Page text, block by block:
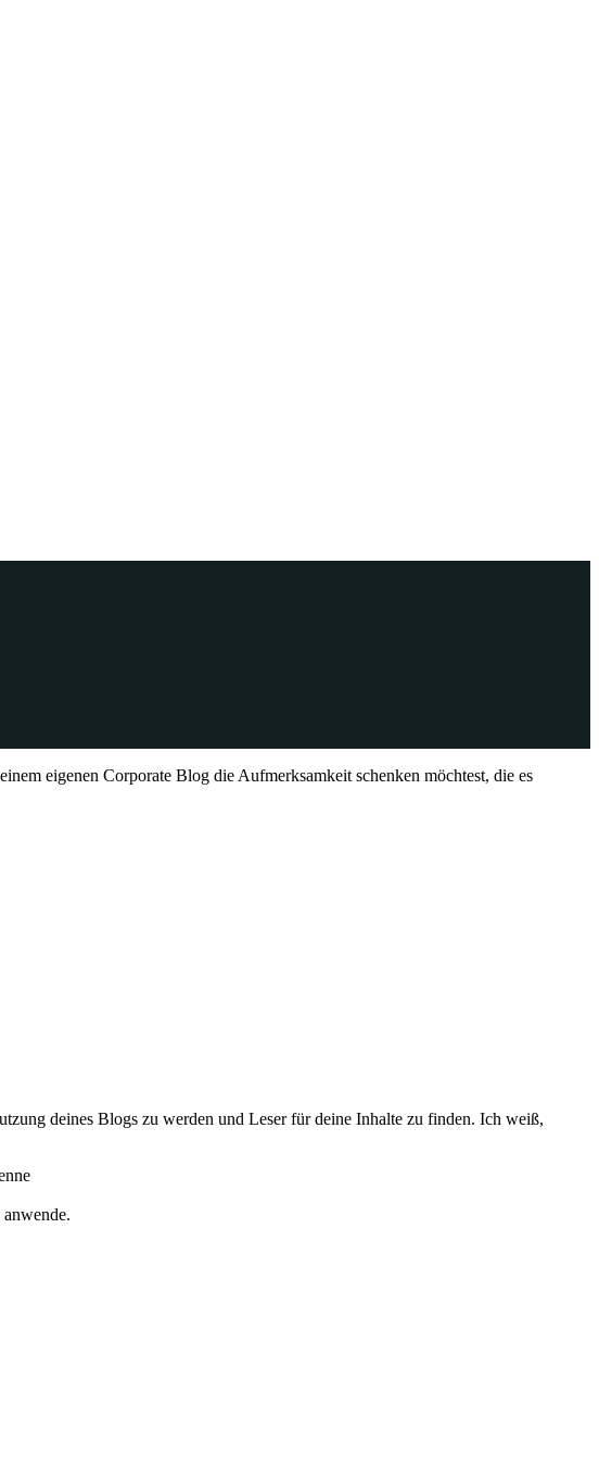
eigenen Corporate Blog die Aufmerksamkeit schenken möchtest, die es
deines Blogs zu werden und Leser für deine Inhalte zu finden. Ich weiß,